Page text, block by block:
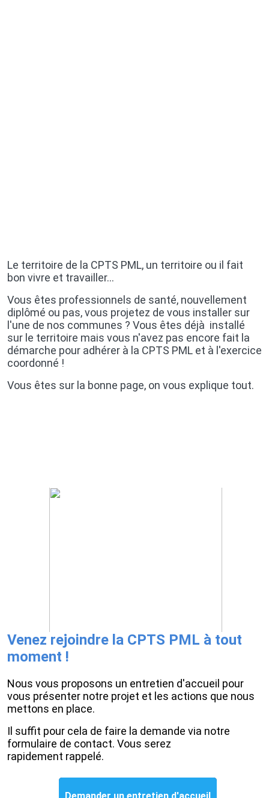
Le territoire de la CPTS PML, un territoire ou il fait
bon vivre et travailler...
Vous êtes professionnels de santé, nouvellement
diplômé ou pas, vous projetez de vous installer sur
l'une de nos communes ? Vous êtes déjà installé
sur le territoire mais vous n'avez pas encore fait la
démarche pour adhérer à la CPTS PML et à l'exercice
coordonné !
Vous êtes sur la bonne page, on vous explique tout.
Venez rejoindre la CPTS PML à tout
moment !
Nous vous proposons un entretien d'accueil pour
vous présenter notre projet et les actions que nous
mettons en place.
Il suffit pour cela de faire la demande via notre
formulaire de contact. Vous serez
rapidement rappelé.